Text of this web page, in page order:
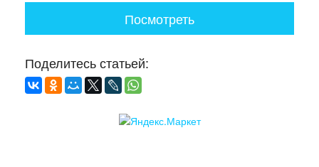
Посмотреть
Поделитесь статьей: